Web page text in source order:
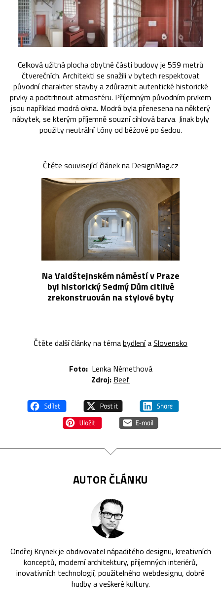
Celková užitná plocha obytné části budovy je 559 metrů
čtverečních. Architekti se snažili v bytech respektovat
původní charakter stavby a zdůraznit autentické historické
prvky a podtrhnout atmosféru. Příjemným původním prvkem
jsou například modrá okna. Modrá byla přenesena na některý
nábytek, se kterým příjemně souzní cihlová barva. Jinak byly
použity neutrální tóny od béžové po šedou.
Čtěte související článek na DesignMag.cz
Na Valdštejnském náměstí v Praze
byl historický Sedmý Dům citlivě
zrekonstruován na stylové byty
Čtěte další články na témabydleníaSlovensko
Foto:Lenka Némethová
Zdroj: Beef
AUTOR ČLÁNKU
Ondřej Krynek je obdivovatel nápaditého designu, kreativních
konceptů, moderní architektury, příjemných interiérů,
inovativních technologií, použitelného webdesignu, dobré
hudby a veškeré kultury.